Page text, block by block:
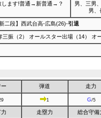
します!普通→新普通→？
男、三男
男、
新二段】西武台高-広島(26)-引退
三振（2） オールスター出場（14） オ
弾道 走力
1 G/5
走塁力 総合守備